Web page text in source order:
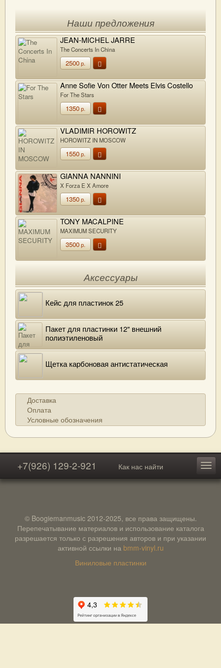
Наши предложения
JEAN-MICHEL JARRE
The Concerts In China
2500р.
Anne Sofie Von Otter Meets Elvis Costello
For The Stars
1350р.
VLADIMIR HOROWITZ
HOROWITZ IN MOSCOW
1550р.
GIANNA NANNINI
X Forza E X Amore
1350р.
TONY MACALPINE
MAXIMUM SECURITY
3500р.
Аксессуары
Кейс для пластинок 25
Пакет для пластинки 12" внешний
полиэтиленовый
Щетка карбоновая антистатическая
Доставка
Оплата
Условные обозначения
+7(926) 129-2-921 Как нас найти
© Boogiemanmusic 2012-2025, все права защищены.
Перепечатывание материалов и использование каталога
разрешается только с разрешения авторов и при указании
активной ссылки на bmm-vinyl.ru
Виниловые пластинки